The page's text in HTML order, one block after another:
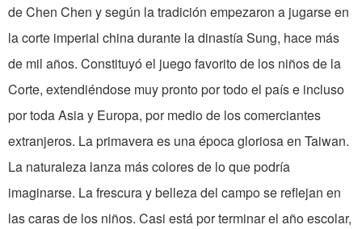
de Chen Chen y según la tradición empezaron a jugarse en
la corte imperial china durante la dinastía Sung, hace más
de mil años. Constituyó el juego favorito de los niños de la
Corte, extendiéndose muy pronto por todo el país e incluso
por toda Asia y Europa, por medio de los comerciantes
extranjeros. La primavera es una época gloriosa en Taiwan.
La naturaleza lanza más colores de lo que podría
imaginarse. La frescura y belleza del campo se reflejan en
las caras de los niños. Casi está por terminar el año escolar,